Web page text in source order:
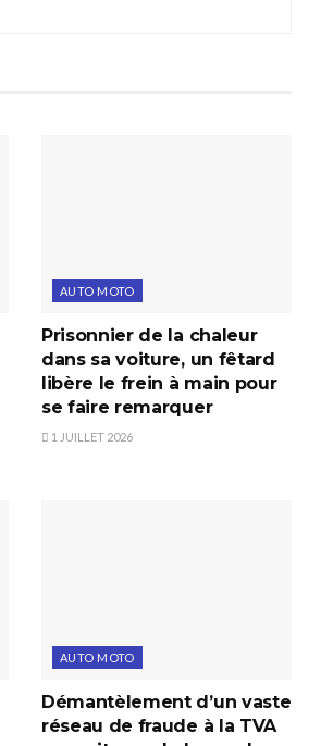
AUTO MOTO
Prisonnier de la chaleur
dans sa voiture, un fêtard
libère le frein à main pour
se faire remarquer
1 JUILLET 2026
AUTO MOTO
Démantèlement d’un vaste
réseau de fraude à la TVA